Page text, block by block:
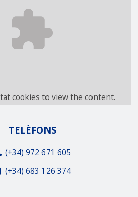
cookies to view the content.
TELÈFONS
(+34) 972 671 605
(+34) 683 126 374